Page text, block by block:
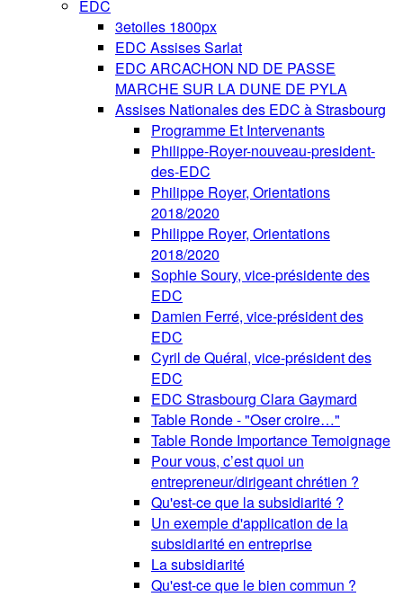
EDC
3etoiles 1800px
EDC Assises Sarlat
EDC ARCACHON ND DE PASSE
MARCHE SUR LA DUNE DE PYLA
Assises Nationales des EDC à Strasbourg
Programme Et Intervenants
Philippe-Royer-nouveau-president-
des-EDC
Philippe Royer, Orientations
2018/2020
Philippe Royer, Orientations
2018/2020
Sophie Soury, vice-présidente des
EDC
Damien Ferré, vice-président des
EDC
Cyril de Quéral, vice-président des
EDC
EDC Strasbourg Clara Gaymard
Table Ronde - "Oser croire…"
Table Ronde Importance Temoignage
Pour vous, c’est quoi un
entrepreneur/dirigeant chrétien ?
Qu'est-ce que la subsidiarité ?
Un exemple d'application de la
subsidiarité en entreprise
La subsidiarité
Qu'est-ce que le bien commun ?